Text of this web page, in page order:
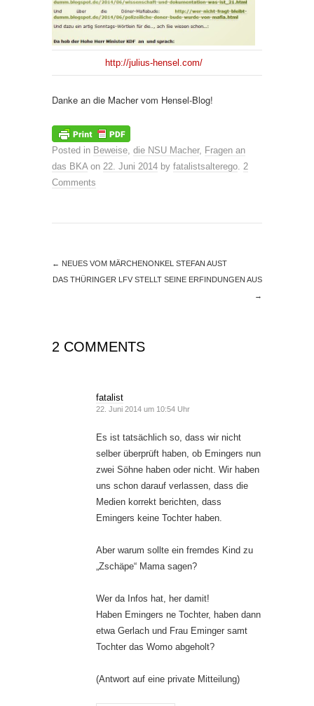
http://julius-hensel.com/
Danke an die Macher vom Hensel-Blog!
Posted in Beweise die NSU Macher, Fragen an
das BKA on 22. Juni 2014 by fatalistsalterego 2
Comments
← NEUES VOM MÄRCHENONKEL STEFAN AUST
DAS THÜRINGER LFV STELLT SEINE ERFINDUNGEN AUS
→
2 COMMENTS
fatalist
22. Juni 2014 um 10:54 Uhr
Es ist tatsächlich so, dass wir nicht
selber überprüft haben, ob Emingers nun
zwei Söhne haben oder nicht. Wir haben
uns schon darauf verlassen, dass die
Medien korrekt berichten, dass
Emingers keine Tochter haben.
Aber warum sollte ein fremdes Kind zu
„Zschäpe“ Mama sagen?
Wer da Infos hat, her damit!
Haben Emingers ne Tochter, haben dann
etwa Gerlach und Frau Eminger samt
Tochter das Womo abgeholt?
(Antwort auf eine private Mitteilung)